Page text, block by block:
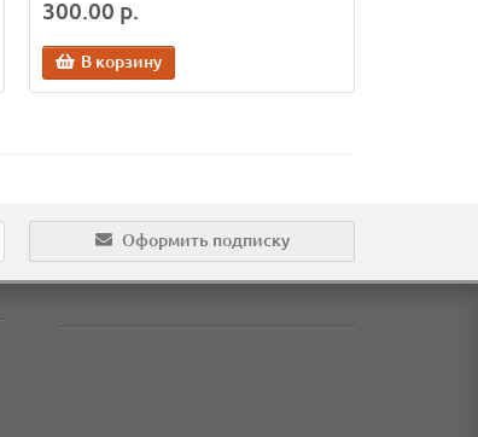
300.00 р.
В корзину
Оформить подписку